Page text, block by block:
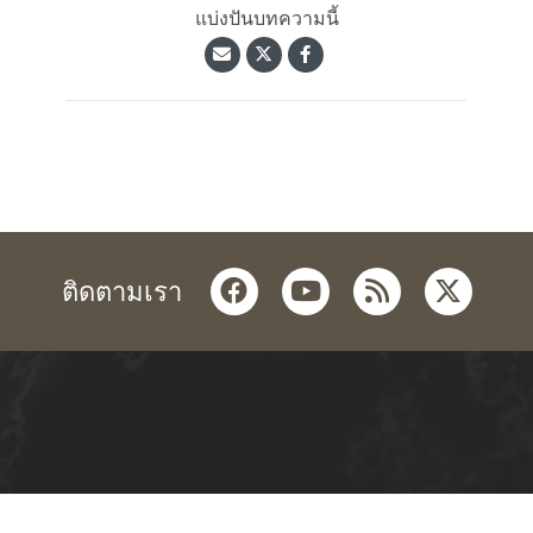
แบ่งปันบทความนี้
ติดตามเรา facebookyoutube
rss twitter